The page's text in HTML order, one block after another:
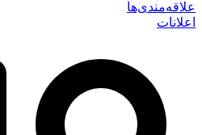
علاقه‌مندی‌ها
اعلانات